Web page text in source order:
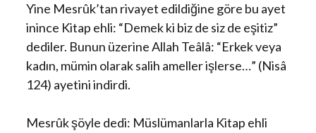
Yine Mesrûk’tan rivayet edildiğine göre bu ayet
inince Kitap ehli: “Demek ki biz de siz de eşitiz”
dediler. Bunun üzerine Allah Teâlâ: “Erkek veya
kadın, mümin olarak salih ameller işlerse…” (Nisâ
124) ayetini indirdi.
Mesrûk şöyle dedi: Müslümanlarla Kitap ehli